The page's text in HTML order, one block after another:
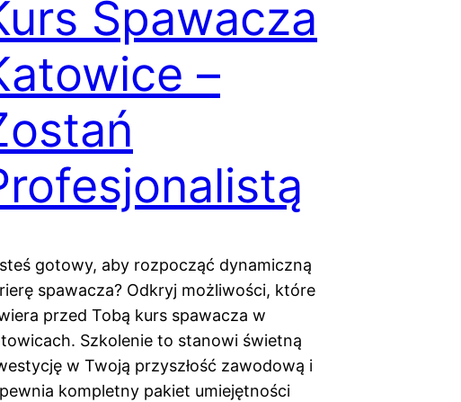
Spawacza
–
gotowy, aby rozpocząć dynamiczną
spawacza? Odkryj możliwości, które
przed Tobą kurs spawacza w
Szkolenie to stanowi świetną
w Twoją przyszłość zawodową i
kompletny pakiet umiejętności